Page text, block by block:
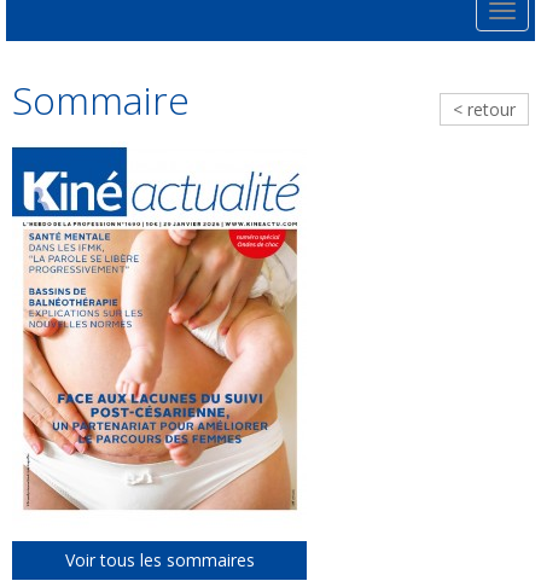
< retour
Sommaire
Voir tous les sommaires